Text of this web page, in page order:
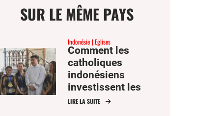
SUR LE MÊME PAYS
Indonésie Eglises
Comment les
catholiques
indonésiens
investissent les
débats religieux en
LIRE LA SUITE